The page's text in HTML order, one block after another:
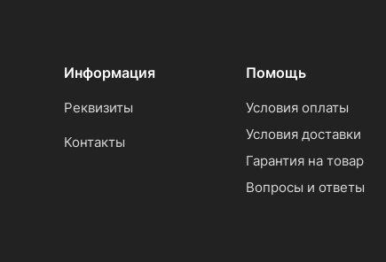
Информация
Реквизиты
Контакты
Помощь
Условия оплаты
Условия доставки
Гарантия на товар
Вопросы и ответы